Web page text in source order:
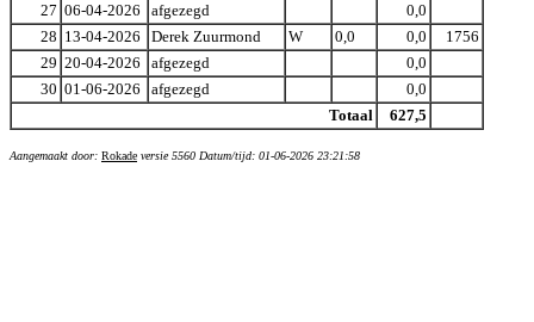
27 06-04-2026 afgezegd
0,0
28 13-04-2026 Derek Zuurmond W 0,0 0,0
1756
29 20-04-2026 afgezegd
0,0
30 01-06-2026 afgezegd
0,0
Totaal
627,5
Aangemaakt door: Rokade versie 5560 Datum/tijd: 01-06-2026 23:21:58